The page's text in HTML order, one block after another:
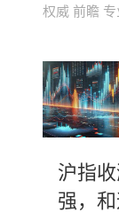
权威 前瞻 专
沪指
强，